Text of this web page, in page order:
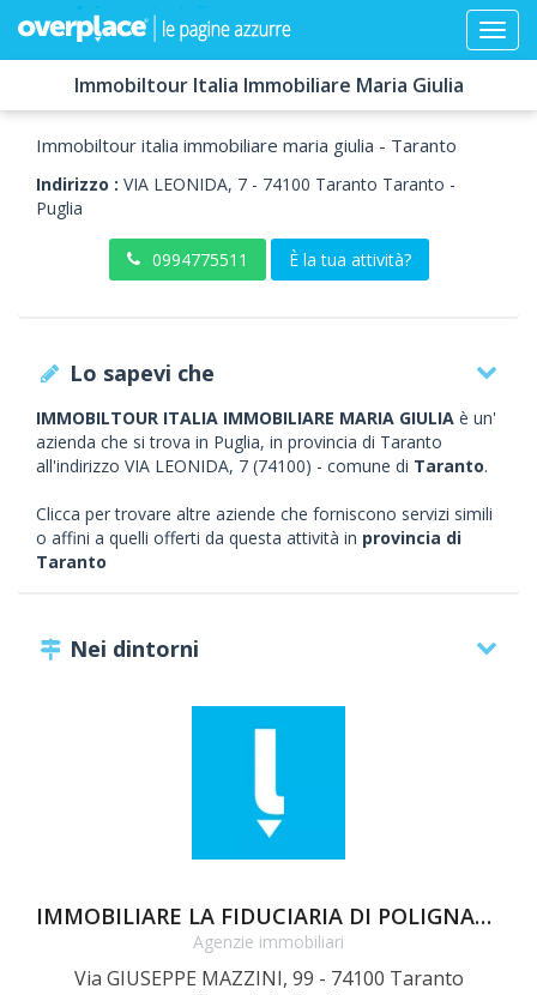
Immobiltour Italia Immobiliare Maria Giulia
Immobiltour italia immobiliare maria giulia - Taranto
Indirizzo : VIA LEONIDA, 7 - 74100 Taranto Taranto -
Puglia
0994775511 È la tua attività?
Lo sapevi che
IMMOBILTOUR ITALIA IMMOBILIARE MARIA GIULIA è un'
azienda che si trova in Puglia, in provincia di Taranto
all'indirizzo VIA LEONIDA, 7 (74100) - comune di Taranto.
Clicca per trovare altre aziende che forniscono servizi simili
o affini a quelli offerti da questa attività in provincia di
Taranto
Nei dintorni
IMMOBILIARE LA FIDUCIARIA DI POLIGNANO CARMELA
Agenzie immobiliari
Via GIUSEPPE MAZZINI, 99 - 74100 Taranto